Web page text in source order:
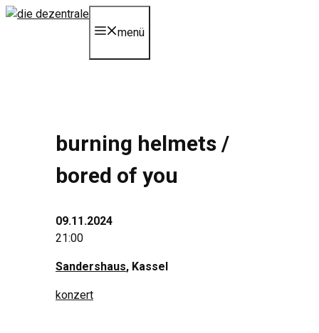
Zum
menü
burning helmets /
bored of you
09.11.2024
21:00
Sandershaus, Kassel
konzert